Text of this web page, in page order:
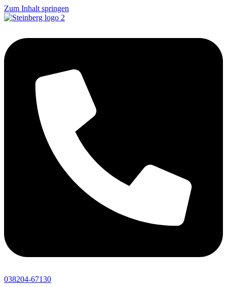
Zum Inhalt springen
038204-67130